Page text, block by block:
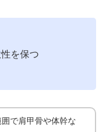
を保つ
で肩甲骨や体幹な